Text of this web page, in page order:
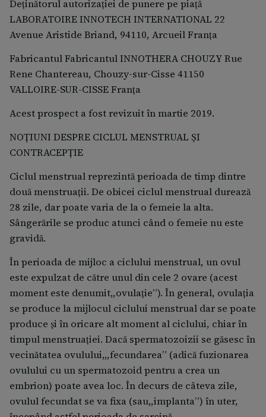
Deţinătorul autorizaţiei de punere pe piaţă
LABORATOIRE INNOTECH INTERNATIONAL 22
Avenue Aristide Briand, 94110, Arcueil Franţa
Fabricantul Fabricantul INNOTHERA CHOUZY Rue
Rene Chantereau, Chouzy-sur-Cisse 41150
VALLOIRE-SUR-CISSE Franţa
Acest prospect a fost revizuit în martie 2019.
NOŢIUNI DESPRE CICLUL MENSTRUAL ŞI
CONTRACEPŢIE
Ciclul menstrual reprezintă perioada de timp dintre
două menstruaţii. De obicei ciclul menstrual durează
28 zile, dar poate varia de la o femeie la alta.
Sângerările se produc atunci când o femeie nu este
gravidă.
În perioada de mijloc a ciclului menstrual, un ovul
este expulzat de către unul din cele 2 ovare (acest
moment este denumit,,ovulaţie”). În general, ovulaţia
se produce la mijlocul ciclului menstrual dar se poate
produce şi în oricare alt moment al ciclului, chiar în
timpul menstruaţiei. Dacă spermatozoizii se găsesc în
vecinătatea ovulului,,,fecundarea” (adică fuzionarea
ovulului cu un spermatozoid pentru a crea un
embrion) poate avea loc. În decurs de câteva zile,
ovulul fecundat se va fixa (sau,,implanta”) în uter,